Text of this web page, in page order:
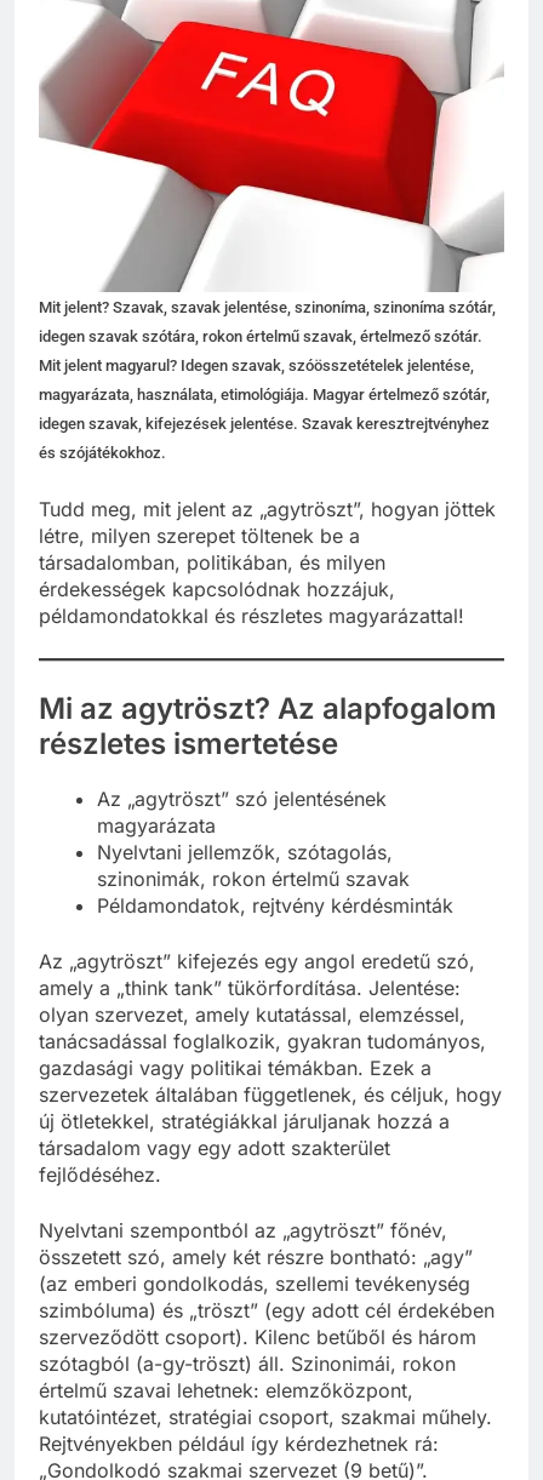
Mit jelent? Szavak, szavak jelentése, szinoníma, szinoníma szótár,
idegen szavak szótára, rokon értelmű szavak, értelmező szótár.
Mit jelent magyarul? Idegen szavak, szóösszetételek jelentése,
magyarázata, használata, etimológiája. Magyar értelmező szótár,
idegen szavak, kifejezések jelentése. Szavak keresztrejtvényhez
Tudd meg, mit jelent az „agytröszt”, hogyan jöttek
létre, milyen szerepet töltenek be a
társadalomban, politikában, és milyen
érdekességek kapcsolódnak hozzájuk,
Mi az agytröszt? Az alapfogalom
részletes ismertetése
Az „agytröszt” szó jelentésének
magyarázata
Nyelvtani jellemzők, szótagolás,
szinonimák, rokon értelmű szavak
Az „agytröszt” kifejezés egy angol eredetű szó,
amely a „think tank” tükörfordítása. Jelentése:
olyan szervezet, amely kutatással, elemzéssel,
tanácsadással foglalkozik, gyakran tudományos,
gazdasági vagy politikai témákban. Ezek a
szervezetek általában függetlenek, és céljuk, hogy
új ötletekkel, stratégiákkal járuljanak hozzá a
társadalom vagy egy adott szakterület
Nyelvtani szempontból az „agytröszt” főnév,
összetett szó, amely két részre bontható: „agy”
(az emberi gondolkodás, szellemi tevékenység
szimbóluma) és „tröszt” (egy adott cél érdekében
szerveződött csoport). Kilenc betűből és három
szótagból (a-gy-tröszt) áll. Szinonimái, rokon
értelmű szavai lehetnek: elemzőközpont,
kutatóintézet, stratégiai csoport, szakmai műhely.
Rejtvényekben például így kérdezhetnek rá: